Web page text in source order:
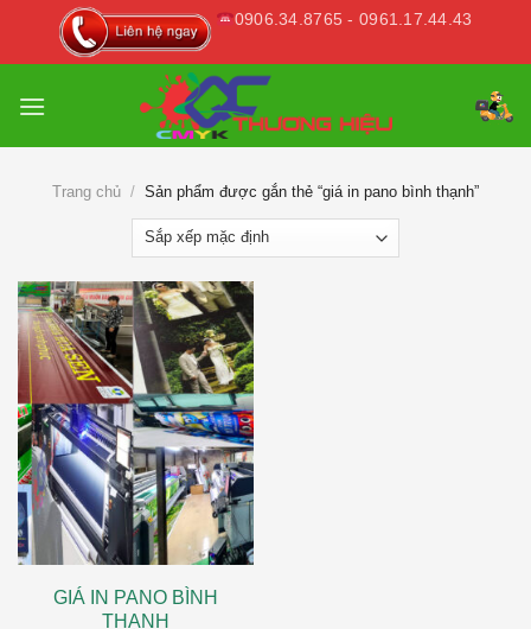
0906.34.8765 - 0961.17.44.43
Trang chủ / Sản phẩm được gắn thẻ “giá in pano bình thạnh”
GIÁ IN PANO BÌNH
THẠNH